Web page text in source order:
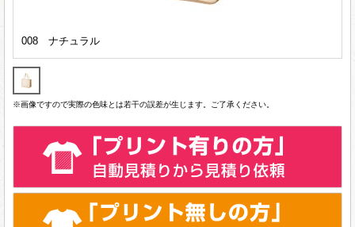
008 ナチュラル
※画像ですので実際の色味とは若干の誤差が生じます。ご了承ください。